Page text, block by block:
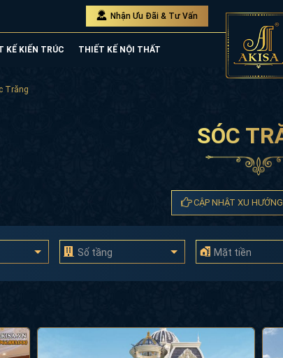
Nhận Ưu Đãi & Tư Vấn
KẾ KIẾN TRÚC THIẾT KẾ NỘI THẤT
Trăng
SÓC
CẬP NHẬT XU
Số tầng Mặt tiền